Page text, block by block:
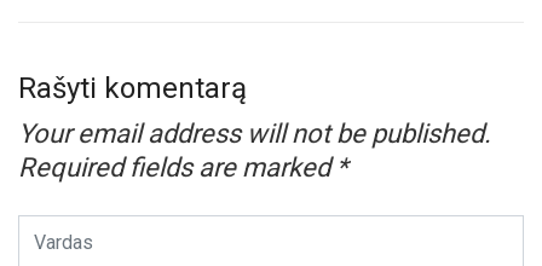
Rašyti komentarą
Your email address will not be published.
Required fields are marked *